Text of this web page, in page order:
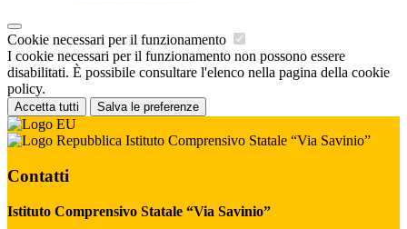
Cookie necessari per il funzionamento
I cookie necessari per il funzionamento non possono essere
disabilitati. È possibile consultare l'elenco nella pagina della cookie
policy.
Accetta tutti Salva le preferenze
Istituto Comprensivo Statale “Via Savinio”
Contatti
Istituto Comprensivo Statale “Via Savinio”